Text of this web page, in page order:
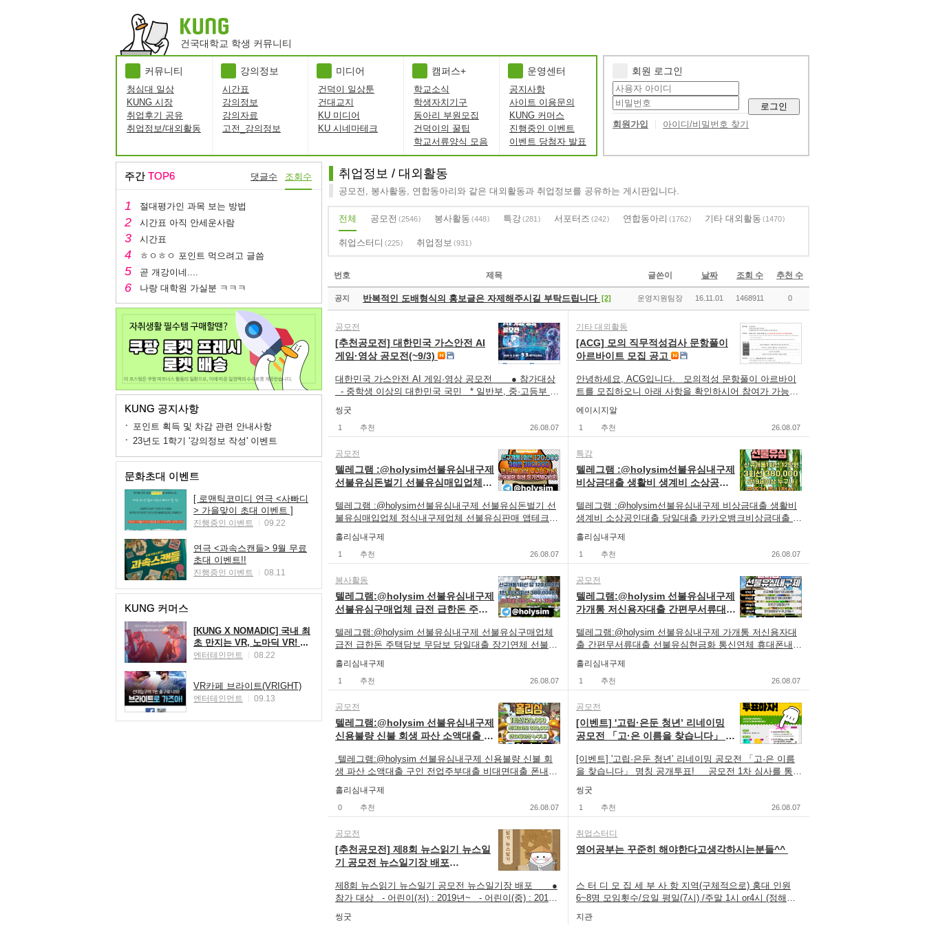
건국대학교 학생 커뮤니티
커뮤니티
청심대 일상
KUNG 시장
취업후기 공유
취업정보/대외활동
강의정보
시간표
강의정보
강의자료
고전_강의정보
미디어
건덕이 일상툰
건대교지
KU 미디어
KU 시네마테크
캠퍼스+
학교소식
학생자치기구
동아리 부원모집
건덕이의 꿀팁
학교서류양식 모음
운영센터
공지사항
사이트 이용문의
KUNG 커머스
진행중인 이벤트
이벤트 당첨자 발표
회원 로그인
로그인
회원가입
아이디/비밀번호 찾기
주간 TOP6 댓글수 조회수
절대평가인 과목 보는 방법
시간표 아직 안세운사람
시간표
ㅎㅇㅎㅇ 포인트 먹으려고 글씀
곧 개강이네....
나랑 대학원 가실분 ㅋㅋㅋ
KUNG 공지사항
포인트 획득 및 차감 관련 안내사항
23년도 1학기 '강의정보 작성' 이벤트
문화초대 이벤트
[ 로맨틱코미디 연극 <사빠디
> 가을맞이 초대 이벤트 ]
진행중인 이벤트 09.22
연극 <과속스캔들> 9월 무료
초대 이벤트!!
진행중인 이벤트 08.11
KUNG 커머스
[KUNG X NOMADIC] 국내 최
초 만지는 VR, 노마딕 VR! ☆
신개념 체감 VR 노마딕 50%
엔터테인먼트 08.22
VR카페 브라이트(VRIGHT)
엔터테인먼트 09.13
취업정보 / 대외활동
공모전, 봉사활동, 연합동아리와 같은 대외활동과 취업정보를 공유하는 게시판입니다.
전체 공모전 2546 봉사활동 448 특강 281 서포터즈 242 연합동아리 1762 기타 대외활동 1470
취업스터디 225 취업정보 931
번호 제목 글쓴이 날짜 조회 수 추천 수
공지 반복적인 도배형식의 홍보글은 자제해주시길 부탁드립니다 [2] 운영지원팀장 16.11.01 1468911 0
공모전
[추천공모전] 대한민국 가스안전 AI
게임·영상 공모전(~9/3)
대한민국 가스안전 AI 게임·영상 공모전 ● 참가대상
- 중학생 이상의 대한민국 국민 * 일반부, 중·고등부 나
정하여 접수 * 학교 밖 청소년의 경우, 해당 연령대에 맞
추어 접수 ● 공모분야 ① 가스안전 챌린지 게임 ②
원 가능(동일 분야 중복 지원 불가) ● 공모주제 - 가스
안전 (일상 속 가스안전/가스안전수칙/수소 등 미래에너
지와 가스안전 등) * 지나친 폭력적, 선정적인 작품은 출
품 불가 ● 공모일정 - 접수: 2026. 8. 3.(월) ∼ 9. 3.
(목) 16시까지 - 게임분야 2차 접수(실행파일 제출): 9월
중 별도 안내 - 결과발표: 10월 중 * 세부 일정은 공모
구 분 평 가 항 목 배 점 (A) 독창성 소재와 기획 의도가
참신한가? 15 (B) 주제적합성 가스안전 관련 주제를 잘
나타내고 있는가? 20 (C) 완성도 기술(영상)에 완성도가
있는가? 15 (D) 작품성 (영상) 재미 요소, 영상미 (게임)
조작 용이성, 교육 효과 20 (E) 활용도 대외 홍보용으로
적합하고, 활용가능성이 높은가? 15 (F) 대중성 장르 및
플랫폼이 모든 연령대를 타겟으로 운영 가능한가? 15 총
계 100점 ● 시상내역 - 상금 1,410만원, 한국가스
안전공사 사장 표창 14점 수여 구분 게임 영상 일
반 중·고등부 일반 중·고등부 대 상 1점 200만원 1점 150
만원 1점 150만원 1점 100만원 최우수상 1점 150만원 1
점 100만원 1점 100만원 1점 80만원 우수상 1점 100만원
1점 80만원 1점 80만원 1점 60만원 장려상 공통 1점, 30
만원 공통 1점, 30만원 계 7점, 810만원 7점, 600만원 *
시상 내용은 상황에 따라 변경될 수 있음 ● 접수방법
- 공모전 홈페이지(www.kgs-aicontest.com)를 통한 온
라인 접수 ● 제출규격 - AI 활용을 기반으로 하나, 단
란 AI가 프롬프트에 응답해 산출한 결과물을 별도의 가공
·편집·재구성 없이 그대로 제출한 경우를 말함 - 게임 분
야는 1차 접수 시 게임 실행 영상 제출 후, 1차 심사 통과
야 AI 활용, 게임 제작 출품내용 · 게임 소개 또는 실행 영
세로 모두 가능 [참고] * 가스안전 체험교실 등에서 터치
형 TV·태블릿·PC로 직접 체험하는 콘텐츠 * PC 또는 웹
에서 실행가능 한 게임 형식 * 운영환경: 터치스크린/태블
두 쉽게 참여가능한 수준 필수사항 · 가스안전에 관한 교
육 요소 포함 - 예시 : 가스누출 대응, 환기, 가스밸브 잠
그기, 부탄캔 안전사용, CO중독 예방 등 · 참고 : KGS 네
씽굿
1 추천 26.08.07
기타 대외활동
[ACG] 모의 직무적성검사 문항풀이
아르바이트 모집 공고
안녕하세요, ACG입니다. 모의적성 문항풀이 아르바이
트를 모집하오니 아래 사항을 확인하시어 참여가 가능하
과 동기, 선후배와도 함께 참여가 가능하오니 주변에도
널리 알려주세요. 감사합니다. ACG 드림 일시 : 2026
18:00(점심시간 1시간 포함, 식사 미제공) 지급 비용 : 15
만 원 장소 : 신용산역 인근(참여 확정 시 세부 장소 안내
예정) * 필수 지참 서류 1) 재학(휴학)증명서(26년 7월 이
후 발급본만 인정) 2) 신분증(여권, 운전면허증, 신분증 사
본 가능) *26년 9월 기준 4학년, 취업준비생 참여 불가 *4
년제 이상 특수학과의 경우 5학년 2학기까지 가능 (ex:의
https://forms.gle/Ka1rUVkfh6qP2LG66 자세한 사항은
첨부된 사진을 참고하시기 바랍니다. 기타 문의사항 :
sjpark@acghr.co.kr
에이시지알
1 추천 26.08.07
공모전
텔레그램 :@holysim선불유심내구제
선불유심돈벌기 선불유심매입업체
크 돈버는앱
텔레그램 :@holysim선불유심내구제 선불유심돈벌기 선
불유심매입업체 정식내구제업체 선불유심판매 앱테크
돈버는앱 선불유심내구제 홀리심
https://holysim.isweb.co.kr #무직자당일급전대출내
구제, #핸드폰가전내구제방법문의, #정부지원긴급재난
제업체, #신용불량자선불폰, #10만원개인돈, #비상금대
출, #각종소액내구제당일, #용돈버는어플, #생활긴급자
금, #빠른소액대출, #대학생10만원대출, #급한돈드려요,
#연체자개인급전대출, #9등급연체자작업대출, #청년비
상금대출, #소상공인긴급지원자금, #작업대출저신용,
#20만원내구제, #당일대출대부, #야간소액대출, #무방문
직자모바일소액대출, #무소득대학생대출, #가전내구제
당일, #대포폰선불유심매입, #전국민생계자금대출, #근
로복지공단긴급생계비대출, #무직비상금당일대출, #유
심칩매입문의, #무서류당일소액대출, #카카오톡비상금
대출, #병사소액급전대출, #현역병사당일소액대출, #돈
쉽게버는앱, #선불유심내구제란, #신불자급전내구제문
의, #상조내구제방법, #대학생대출가능한곳, #핸드폰소
액결제대출, #무직자무서류소액대출, #전국당일급전해
결, #저신용자비상금소액대출, #신용불량자선불유심, #
비대면30만원당일대출, #선불유심삽니다, #10등급연체
자무직자작업대출, #당일모바일대출, #신불자휴대폰소
액대출, #소액당일급전대출, #무서류무방문대출, #핸드
폰유심가전내구제방법, #정부지원긴급생계비대출, #바
로급전드려요, #특례보증긴급대출, #10만원소액급전대
출문의, #가전제품내구제당일, #무직자연체자소액대출,
#신용불량자긴급지원금, #연체자당일비대면대출, #대포
유심가격, #긴급생계자금대출지원, #대학생생활비대출,
필대학생작업대출, #현역군인소액대출, #소액대출무직
자내구제, #긴급운영자금, #착한대학생소액대출, #유심
재테크추천, #비대면소액대출정보, #대학생온라인비대
홀리심내구제
1 추천 26.08.07
특강
텔레그램 :@holysim선불유심내구제
비상금대출 생활비 생계비 소상공인
출
텔레그램 :@holysim선불유심내구제 비상금대출 생활비
생계비 소상공인대출 당일대출 카카오뱅크비상금대출
선불유심내구제 홀리심 https://holysim.isweb.co.kr #
무직자당일급전대출내구제, #핸드폰가전내구제방법문
의, #정부지원긴급재난특별운영자금, #비상금소액대출
만원개인돈, #비상금대출, #각종소액내구제당일, #용돈
버는어플, #생활긴급자금, #빠른소액대출, #대학생10만
원대출, #급한돈드려요, #연체자개인급전대출, #9등급연
체자작업대출, #청년비상금대출, #소상공인긴급지원자
금, #작업대출저신용, #20만원내구제, #당일대출대부, #
야간소액대출, #무방문무서류대출, #긴급회복자금, #만
학생대출, #가전내구제당일, #대포폰선불유심매입, #전
국민생계자금대출, #근로복지공단긴급생계비대출, #무
직비상금당일대출, #유심칩매입문의, #무서류당일소액
대출, #카카오톡비상금대출, #병사소액급전대출, #현역
병사당일소액대출, #돈쉽게버는앱, #선불유심내구제란,
#신불자급전내구제문의, #상조내구제방법, #대학생대출
가능한곳, #핸드폰소액결제대출, #무직자무서류소액대
출, #전국당일급전해결, #저신용자비상금소액대출, #신
용불량자선불유심, #비대면30만원당일대출, #선불유심
삽니다, #10등급연체자무직자작업대출, #당일모바일대
출, #신불자휴대폰소액대출, #소액당일급전대출, #무서
류무방문대출, #핸드폰유심가전내구제방법, #정부지원
긴급생계비대출, #바로급전드려요, #특례보증긴급대출,
#10만원소액급전대출문의, #가전제품내구제당일, #무직
자연체자소액대출, #신용불량자긴급지원금, #연체자당
일비대면대출, #대포유심가격, #긴급생계자금대출지원,
대출, #소액대출무직자내구제, #긴급운영자금, #착한대
학생소액대출, #유심재테크추천, #비대면소액대출정보,
#대학생온라인비대면대출, #연체자무직자면허증대출, #
홀리심내구제
1 추천 26.08.07
봉사활동
텔레그램:@holysim 선불유심내구제
선불유심구매업체 급전 급한돈 주택
폰유심
텔레그램:@holysim 선불유심내구제 선불유심구매업체
급전 급한돈 주택담보 무담보 당일대출 장기연체 선불폰
유심 선불유심내구제 홀리심 https://holysim.isweb.co.kr
#무직자당일급전대출내구제, #핸드폰가전내구제방법
문의, #정부지원긴급재난특별운영자금, #비상금소액대
#10만원개인돈, #비상금대출, #각종소액내구제당일, #용
돈버는어플, #생활긴급자금, #빠른소액대출, #대학생10
만원대출, #급한돈드려요, #연체자개인급전대출, #9등급
연체자작업대출, #청년비상금대출, #소상공인긴급지원
자금, #작업대출저신용, #20만원내구제, #당일대출대부,
#야간소액대출, #무방문무서류대출, #긴급회복자금, #만
학생대출, #가전내구제당일, #대포폰선불유심매입, #전
국민생계자금대출, #근로복지공단긴급생계비대출, #무
직비상금당일대출, #유심칩매입문의, #무서류당일소액
대출, #카카오톡비상금대출, #병사소액급전대출, #현역
병사당일소액대출, #돈쉽게버는앱, #선불유심내구제란,
#신불자급전내구제문의, #상조내구제방법, #대학생대출
가능한곳, #핸드폰소액결제대출, #무직자무서류소액대
출, #전국당일급전해결, #저신용자비상금소액대출, #신
용불량자선불유심, #비대면30만원당일대출, #선불유심
삽니다, #10등급연체자무직자작업대출, #당일모바일대
출, #신불자휴대폰소액대출, #소액당일급전대출, #무서
홀리심내구제
1 추천 26.08.07
공모전
텔레그램:@holysim 선불유심내구제
가개통 저신용자대출 간편무서류대출
제 디딤돌
텔레그램:@holysim 선불유심내구제 가개통 저신용자대
출 간편무서류대출 선불유심현금화 통신연체 휴대폰내구
제 디딤돌 선불유심내구제 홀리심
https://holysim.isweb.co.kr #무직자당일급전대출내구
제, #핸드폰가전내구제방법문의, #정부지원긴급재난특
업체, #신용불량자선불폰, #10만원개인돈, #비상금대출,
#각종소액내구제당일, #용돈버는어플, #생활긴급자금, #
빠른소액대출, #대학생10만원대출, #급한돈드려요, #연
체자개인급전대출, #9등급연체자작업대출, #청년비상금
대출, #소상공인긴급지원자금, #작업대출저신용, #20만
원내구제, #당일대출대부, #야간소액대출, #무방문무서
모바일소액대출, #무소득대학생대출, #가전내구제당일,
#대포폰선불유심매입, #전국민생계자금대출, #근로복지
공단긴급생계비대출, #무직비상금당일대출, #유심칩매
입문의, #무서류당일소액대출, #카카오톡비상금대출, #
병사소액급전대출, #현역병사당일소액대출, #돈쉽게버
는앱, #선불유심내구제란, #신불자급전내구제문의, #상
대출, #무직자무서류소액대출, #전국당일급전해결, #저
신용자비상금소액대출, #신용불량자선불유심, #비대면
30만원당일대출, #선불유심삽니다, #10등급연체자무직
자작업대출, #당일모바일대출, #신불자휴대폰소액대출,
홀리심내구제
1 추천 26.08.07
공모전
텔레그램:@holysim 선불유심내구제
신용불량 신불 회생 파산 소액대출 구
제 폰깡
텔레그램:@holysim 선불유심내구제 신용불량 신불 회
생 파산 소액대출 구인 전업주부대출 비대면대출 폰내구
제 폰깡 선불유심내구제 홀리심
https://holysim.isweb.co.kr #무직자당일급전대출내구
제, #핸드폰가전내구제방법문의, #정부지원긴급재난특
업체, #신용불량자선불폰, #10만원개인돈, #비상금대출,
#각종소액내구제당일, #용돈버는어플, #생활긴급자금, #
빠른소액대출, #대학생10만원대출, #급한돈드려요, #연
체자개인급전대출, #9등급연체자작업대출, #청년비상금
대출, #소상공인긴급지원자금, #작업대출저신용, #20만
원내구제, #당일대출대부, #야간소액대출, #무방문무서
모바일소액대출, #무소득대학생대출, #가전내구제당일,
홀리심내구제
0 추천 26.08.07
공모전
[이벤트] '고립·은둔 청년’ 리네이밍
공모전 「고·은 이름을 찾습니다」 명
[이벤트] '고립·은둔 청년’ 리네이밍 공모전 「고·은 이름
을 찾습니다」 명칭 공개투표! 공모전 1차 심사를 통과
● 투표 기간 - 2026. 8. 4.(화) ~ 8. 10.(월) / 7일간 ●
최종 명칭 선정 방식 - 전문가 심사 50% - 도민 공개 투표
품 - 배달의민족 상품권 20,000원권 10명 - 메가커피 아이
스아메리카노 150명 ● 참여 방법 ① 공모전 명칭 투표
하기 - 주소창에 ‘bit.ly/고은이름투표참여’ 검색 or ‘경기청
@gg_withme 「고은 이름 투표하자」게시글에 고립·은
둔 청년 응원 등 자유 댓글 남기기 ③ 댓글 인증샷 첨부
능! - https://forms.gle/4qcu4NQEkRtrt6Ae8 ※ 투표는
씽굿
1 추천 26.08.07
공모전
[추천공모전] 제8회 뉴스읽기 뉴스일
기 공모전 뉴스일기장 배포
제8회 뉴스읽기 뉴스일기 공모전 뉴스일기장 배포 ●
참가 대상 - 어린이(저) : 2019년~ - 어린이(중) : 2017
등) : 2012년~2014년 - 청소년(고등) : 2009년~2011년
씽굿
취업스터디
영어공부는 꾸준히 해야한다고생각하시는분들^^
스 터 디 모 집 세 부 사 항 지역(구체적으로) 홍대 인원
6~8명 모임횟수/요일 평일(7시) /주말 1시 or4시 (정해서
학생분들 그리고 영어공부는 해야했는데.용기없어서 말
지관